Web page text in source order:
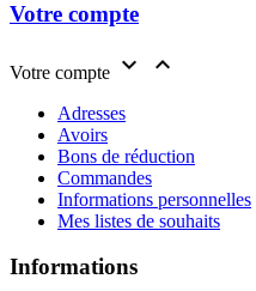
Votre compte
Votre compte  
Adresses
Avoirs
Bons de réduction
Commandes
Informations personnelles
Mes listes de souhaits
Informations